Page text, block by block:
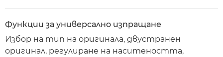
Функции за универсално изпращане
Избор на тип на оригинала, двустранен
оригинал, регулиране на наситеността,